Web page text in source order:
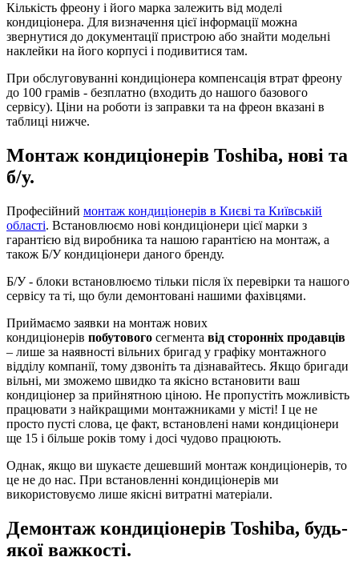
Кількість фреону і його марка залежить від моделі
кондиціонера. Для визначення цієї інформації можна
звернутися до документації пристрою або знайти модельні
наклейки на його корпусі і подивитися там.
При обслуговуванні кондиціонера компенсація втрат фреону
до 100 грамів - безплатно (входить до нашого базового
сервісу). Ціни на роботи із заправки та на фреон вказані в
таблиці нижче.
Монтаж кондиціонерів Toshiba, нові та
б/у.
Професійний монтаж кондиціонерів в Києві та Київській
області. Встановлюємо нові кондиціонери цієї марки з
гарантією від виробника та нашою гарантією на монтаж, а
також Б/У кондиціонери даного бренду.
Б/У - блоки встановлюємо тільки після їх перевірки та нашого
сервісу та ті, що були демонтовані нашими фахівцями.
Приймаємо заявки на монтаж нових
кондиціонерів побутового сегмента від сторонніх продавців
– лише за наявності вільних бригад у графіку монтажного
відділу компанії, тому дзвоніть та дізнавайтесь. Якщо бригади
вільні, ми зможемо швидко та якісно встановити ваш
кондиціонер за прийнятною ціною. Не пропустіть можливість
працювати з найкращими монтажниками у місті! І це не
просто пусті слова, це факт, встановлені нами кондиціонери
ще 15 і більше років тому і досі чудово працюють.
Однак, якщо ви шукаєте дешевший монтаж кондиціонерів, то
це не до нас. При встановленні кондиціонерів ми
використовуємо лише якісні витратні матеріали.
Демонтаж кондиціонерів Toshiba, будь-
якої важкості.